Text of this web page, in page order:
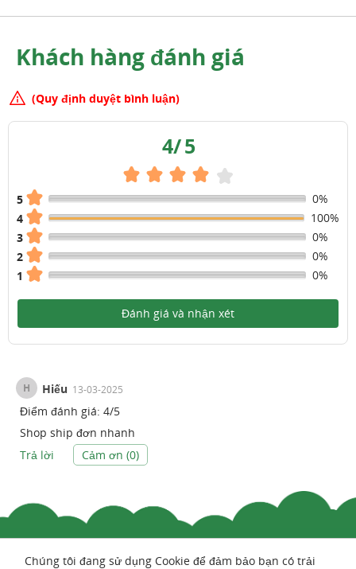
Khách hàng đánh giá
(Quy định duyệt bình luận)
4/5
5
0%
4
100%
3
0%
2
0%
1
0%
Đánh giá và nhận xét
H Hiếu 13-03-2025
Điểm đánh giá: 4/5
Shop ship đơn nhanh
Trả lời
Cảm ơn (0)
Chúng tôi đang sử dụng Cookie để đảm bảo bạn có trải